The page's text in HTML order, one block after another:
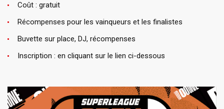
Coût : gratuit
Récompenses pour les vainqueurs et les finalistes
Buvette sur place, DJ, récompenses
Inscription : en cliquant sur le lien ci-dessous